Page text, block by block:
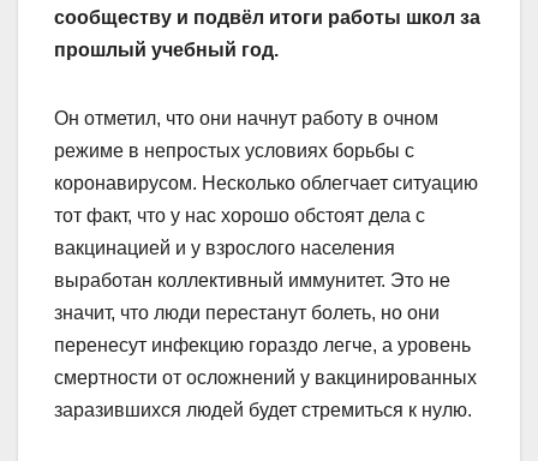
сообществу и подвёл итоги работы школ за
прошлый учебный год.
Он отметил, что они начнут работу в очном
режиме в непростых условиях борьбы с
коронавирусом. Несколько облегчает ситуацию
тот факт, что у нас хорошо обстоят дела с
вакцинацией и у взрослого населения
выработан коллективный иммунитет. Это не
значит, что люди перестанут болеть, но они
перенесут инфекцию гораздо легче, а уровень
смертности от осложнений у вакцинированных
заразившихся людей будет стремиться к нулю.